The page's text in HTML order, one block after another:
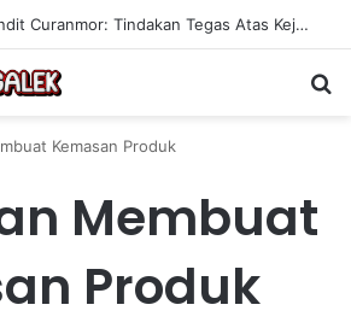
Penangkapan Bandit Curanmor: Tindakan Tegas Atas Kejahatan Sepeda Motor
Kemasan Produk
Membuat
Produk